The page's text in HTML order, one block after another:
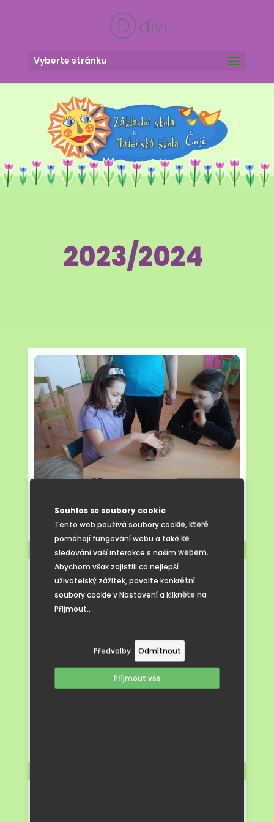
Souhlas se soubory cookie
Tento web používá soubory cookie, které
pomáhají fungování webu a také ke
sledování vaší interakce s naším webem.
Abychom však zajistili co nejlepší
uživatelský zážitek, povolte konkrétní
soubory cookie v Nastavení a klikněte na
Přijmout..
Předvolby Odmítnout
Příjmout vše
Vyberte stránku
2023/2024
Zvířátka v družině